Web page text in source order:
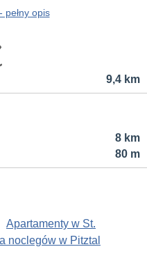
pełny opis
9,4 km
8 km
80 m
Apartamenty w St.
noclegów w Pitztal